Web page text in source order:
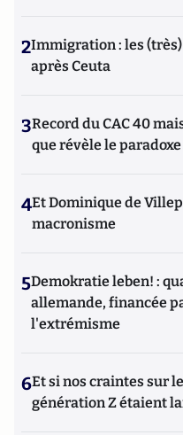
2Immigration : les
après Ceuta
3Record du CAC 40
que révèle le
4Et Dominique de
macronisme
5Demokratie leben! :
allemande, financée
l'extrémisme
6Et si nos craintes sur
génération Z étaient